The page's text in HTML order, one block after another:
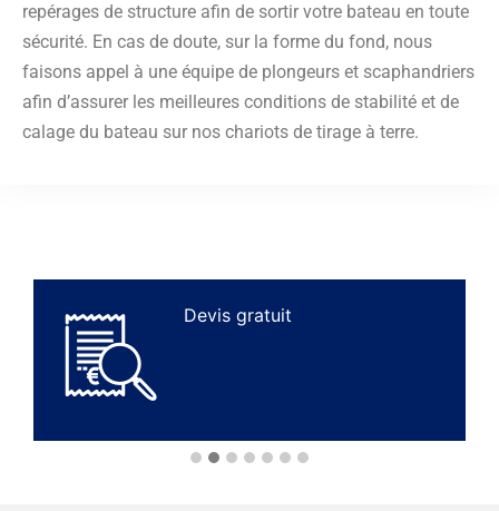
repérages de structure afin de sortir votre bateau en toute
sécurité. En cas de doute, sur la forme du fond, nous
faisons appel à une équipe de plongeurs et scaphandriers
afin d’assurer les meilleures conditions de stabilité et de
calage du bateau sur nos chariots de tirage à terre.
Devis gratuit